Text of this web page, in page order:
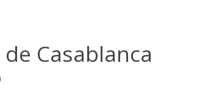
Casablanca